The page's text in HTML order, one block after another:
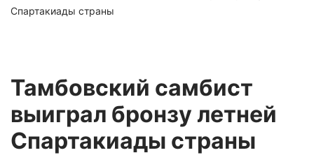
Спартакиады страны
Тамбовский самбист
выиграл бронзу летней
Спартакиады страны